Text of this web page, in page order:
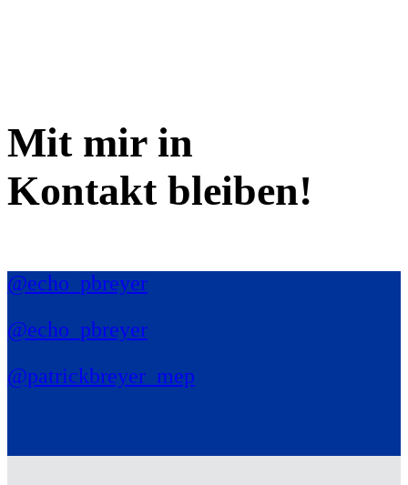
Mit mir in
Kontakt bleiben!
@echo_pbreyer
@echo_pbreyer
@patrickbreyer_mep